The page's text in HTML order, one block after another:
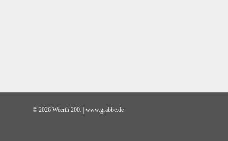
© 2026 Weerth 200. | www.grabbe.de